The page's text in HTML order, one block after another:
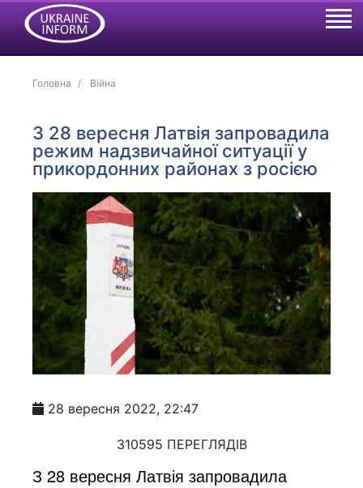
Головна Війна
З 28 вересня Латвія запровадила
режим надзвичайної ситуації у
прикордонних районах з росією
28 вересня 2022, 22:47
310595 ПЕРЕГЛЯДІВ
З 28 вересня Латвія запровадила